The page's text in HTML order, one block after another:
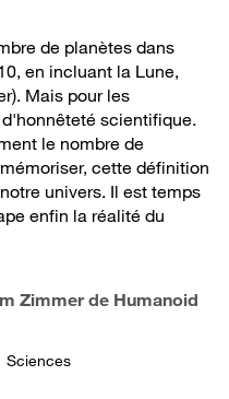
de planètes dans
en incluant la Lune,
Mais pour les
scientifique.
le nombre de
cette définition
univers. Il est temps
enfin la réalité du
Zimmer de Humanoid
Sciences